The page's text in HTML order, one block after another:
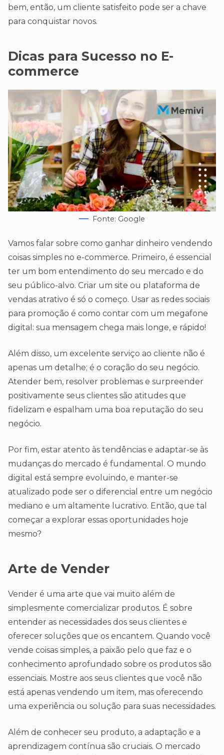
bem, então, um cliente satisfeito pode ser a chave
para conquistar novos.
Dicas para Sucesso no E-
commerce
Fonte: Google
Vamos falar sobre como ganhar dinheiro vendendo
coisas simples no e-commerce. Primeiro, é essencial
ter um bom entendimento do seu mercado e do
seu público-alvo. Criar um site ou plataforma de
vendas atrativo é só o começo. Usar as redes sociais
para promoção é como contar com um megafone
digital: sua mensagem chega mais longe, e rápido!
Além disso, um excelente serviço ao cliente não é
apenas um detalhe; é o coração do seu negócio.
Atender bem, resolver problemas e surpreender
positivamente seus clientes são atitudes que
fidelizam e espalham uma boa reputação do seu
negócio.
Por fim, estar atento às tendências e adaptar-se às
mudanças do mercado é fundamental. O mundo
digital está sempre evoluindo, e manter-se
atualizado pode ser o diferencial entre um negócio
mediano e um altamente lucrativo. Então, que tal
começar a explorar essas oportunidades hoje
mesmo?
Arte de Vender
Vender é uma arte que vai muito além de
simplesmente comercializar produtos. É sobre
entender as necessidades dos seus clientes e
oferecer soluções que os encantem. Quando você
vende coisas simples, a paixão pelo que faz e o
conhecimento aprofundado sobre os produtos são
essenciais. Mostre aos seus clientes que você não
está apenas vendendo um item, mas oferecendo
uma experiência ou solução para suas necessidades.
Além de conhecer seu produto, a adaptação e a
aprendizagem contínua são cruciais. O mercado